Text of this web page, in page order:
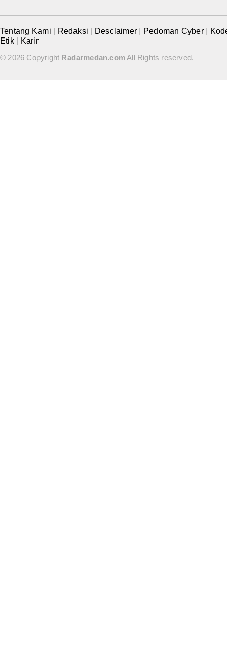
Tentang Kami Redaksi Desclaimer Pedoman Cyber
Etik
Karir
© 2026 Copyright Radarmedan.comAll Rights reserved.